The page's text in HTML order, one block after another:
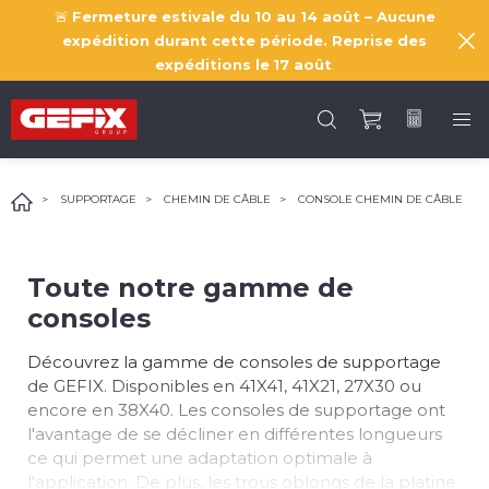
🚨 Fermeture estivale du 10 au 14 août – Aucune
expédition durant cette période. Reprise des
expéditions le 17 août
SUPPORTAGE CHEMIN DE CÂBLE CONSOLE CHEMIN DE CÂBLE
Toute notre gamme de
consoles
Découvrez la gamme de consoles de supportage
de GEFIX. Disponibles en 41X41, 41X21, 27X30 ou
encore en 38X40. Les consoles de supportage ont
l'avantage de se décliner en différentes longueurs
ce qui permet une adaptation optimale à
l'application. De plus, les trous oblongs de la platine